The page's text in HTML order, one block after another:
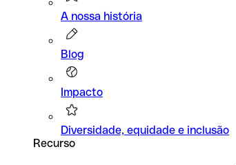
A nossa história
Blog
Impacto
Diversidade, equidade e inclusão
Recurso